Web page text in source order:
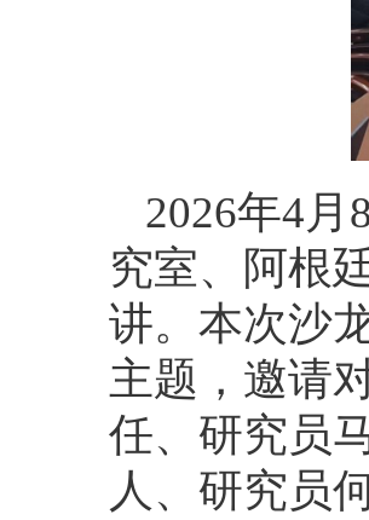
2026年4
究室、阿根
讲。本次沙
主题，邀请
任、研究员
人、研究员